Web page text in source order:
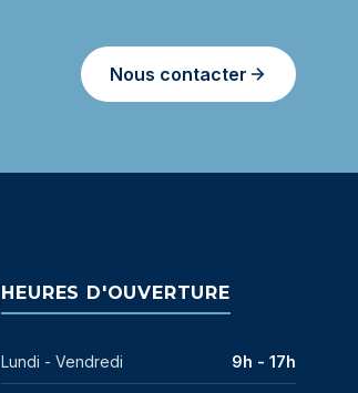
Nous contacter
HEURES D'OUVERTURE
Lundi - Vendredi 9h - 17h